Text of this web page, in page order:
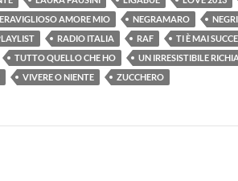
AMORE MIO NEGRAMARO
RADIO ITALIA RAF
TI È MAI
TUTTO QUELLO CHE HO
UN IRRESISTIBILE
VIVERE O NIENTE ZUCCHERO